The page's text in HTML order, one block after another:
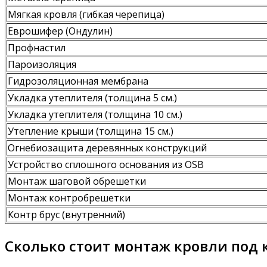
Мягкая кровля (гибкая черепица)
Еврошифер (Ондулин)
Профнастил
Пароизоляция
Гидрозоляционная мембрана
Укладка утеплителя (толщина 5 см.)
Укладка утеплителя (толщина 10 см.)
Утепление крыши (толщина 15 см.)
Огнебиозащита деревянных конструкций
Устройство сплошного основания из OSB
Монтаж шаговой обрешетки
Монтаж контробрешетки
Контр брус (внутренний)
Сколько стоит монтаж кровли под